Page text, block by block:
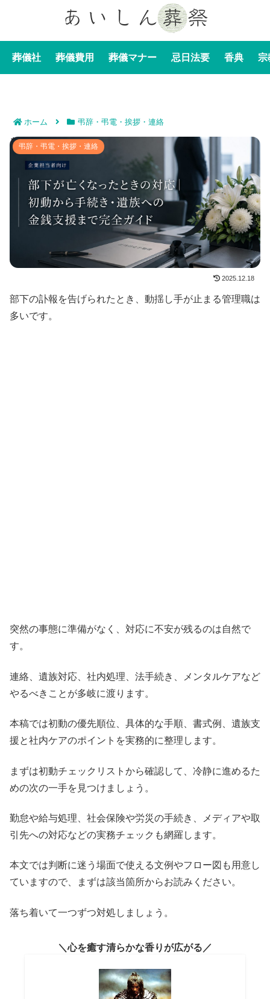
葬儀社 葬儀費用 葬儀マナー 忌日法要 香典 宗
ホーム 弔辞・弔電・挨拶・連絡
部下が亡くなったときの対応｜初動から手続き・遺族へ
の金銭支援まで完全ガイド
弔辞・弔電・挨拶・連絡
2025.12.18
部下の訃報を告げられたとき、動揺し手が止まる管理職は
多いです。
突然の事態に準備がなく、対応に不安が残るのは自然で
す。
連絡、遺族対応、社内処理、法手続き、メンタルケアなど
やるべきことが多岐に渡ります。
本稿では初動の優先順位、具体的な手順、書式例、遺族支
援と社内ケアのポイントを実務的に整理します。
まずは初動チェックリストから確認して、冷静に進めるた
めの次の一手を見つけましょう。
勤怠や給与処理、社会保険や労災の手続き、メディアや取
引先への対応などの実務チェックも網羅します。
本文では判断に迷う場面で使える文例やフロー図も用意し
ていますので、まずは該当箇所からお読みください。
落ち着いて一つずつ対処しましょう。
心を癒す清らかな香りが広がる